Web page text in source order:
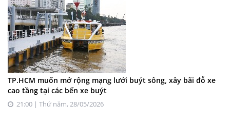
TP.HCM muốn mở rộng mạng lưới buýt sông, xây bãi đỗ xe
cao tầng tại các bến xe buýt
21:00 | Thứ năm, 28/05/2026